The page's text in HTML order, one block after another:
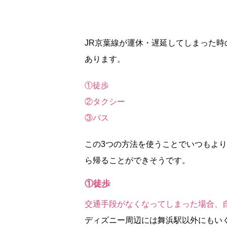
JR京葉線が運休・遅延してしまった
あります。
①徒歩
②タクシー
③バス
この3つの方法を使うことでいつもよ
ら帰ることができそうです。
①徒歩
交通手段がなくなってしまった場合
ディズニー周辺には舞浜駅以外にもい